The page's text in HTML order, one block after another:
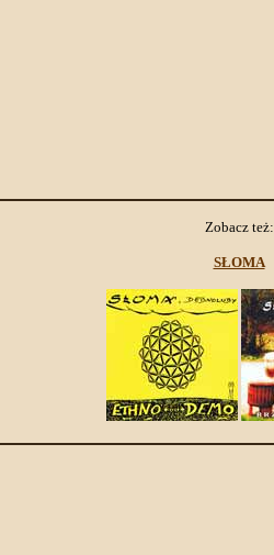
Zobacz też:
SŁOMA